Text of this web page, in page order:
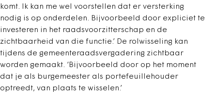
komt. Ik kan me wel voorstellen dat er versterking
nodig is op onderdelen. Bijvoorbeeld door expliciet te
investeren in het raadsvoorzitterschap en de
zichtbaarheid van die functie.’ De rolwisseling kan
tijdens de gemeenteraadsvergadering zichtbaar
worden gemaakt. ‘Bijvoorbeeld door op het moment
dat je als burgemeester als portefeuillehouder
optreedt, van plaats te wisselen.’